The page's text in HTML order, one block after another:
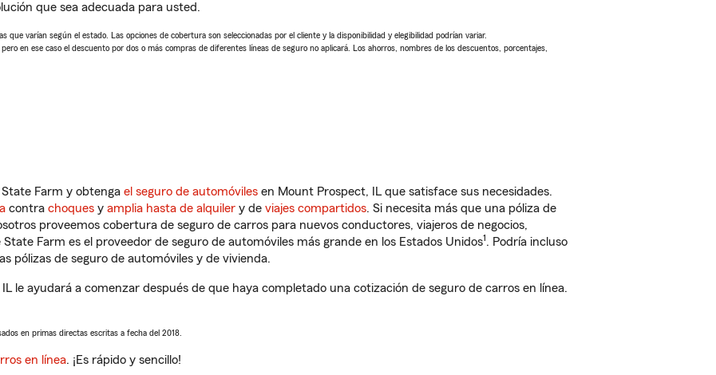
que sea adecuada para usted.
que varían según el estado. Las opciones de cobertura son seleccionadas por el cliente y la disponibilidad y elegibilidad podrían variar.
en ese caso el descuento por dos o más compras de diferentes líneas de seguro no aplicará. Los ahorros, nombres de los descuentos, porcentajes,
Farm y obtenga el seguro de automóviles en Mount Prospect, IL que satisface sus necesidades.
contra choques y amplia hasta de alquiler y de viajes compartidos. Si necesita más que una póliza de
proveemos cobertura de seguro de carros para nuevos conductores, viajeros de negocios,
Farm es el proveedor de seguro de automóviles más grande en los Estados Unidos1. Podría incluso
pólizas de seguro de automóviles y de vivienda.
le ayudará a comenzar después de que haya completado una cotización de seguro de carros en línea.
en primas directas escritas a fecha del 2018.
en línea. ¡Es rápido y sencillo!